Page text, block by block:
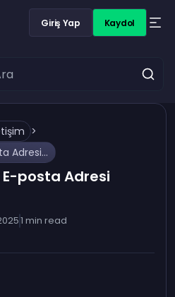
Giriş Yap Kaydol
>
Freecash Destek E-posta Adresi Nedir?
posta Adresi
1 min read